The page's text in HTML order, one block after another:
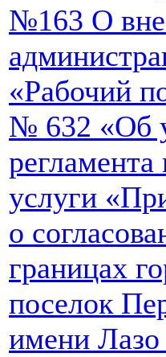
№163 О
«Рабочий
№ 632 «Об
услуги
о
границах
поселок
имени Лазо